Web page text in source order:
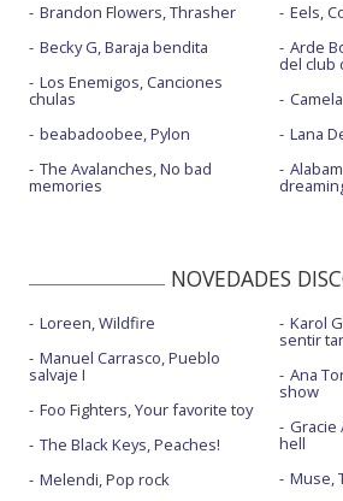
Brandon Flowers, Thrasher
Becky G, Baraja bendita
Los Enemigos, Canciones
chulas
beabadoobee, Pylon
The Avalanches, No bad
memories
Eels,
Arde
del club
Lana
NOVEDADES
Loreen, Wildfire
Manuel Carrasco, Pueblo
salvaje I
Foo Fighters, Your favorite toy
The Black Keys, Peaches!
Melendi, Pop rock
Karol
sentir
Ana
show
Gracie
hell
Muse,